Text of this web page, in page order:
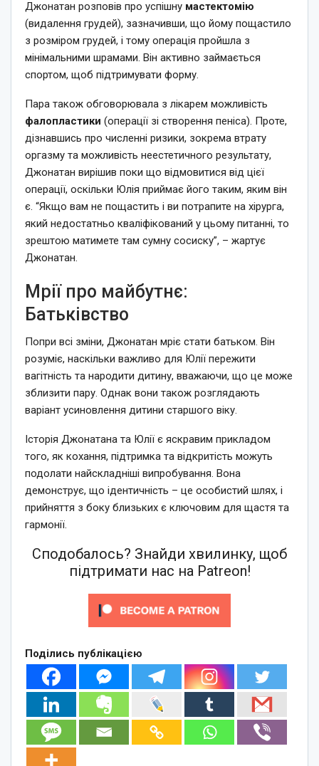
Джонатан розповів про успішну мастектомію
(видалення грудей), зазначивши, що йому пощастило
з розміром грудей, і тому операція пройшла з
мінімальними шрамами. Він активно займається
спортом, щоб підтримувати форму.
Пара також обговорювала з лікарем можливість
фалопластики (операції зі створення пеніса). Проте,
дізнавшись про численні ризики, зокрема втрату
оргазму та можливість неестетичного результату,
Джонатан вирішив поки що відмовитися від цієї
операції, оскільки Юлія приймає його таким, яким він
є. “Якщо вам не пощастить і ви потрапите на хірурга,
який недостатньо кваліфікований у цьому питанні, то
зрештою матимете там сумну сосиску”, – жартує
Джонатан.
Мрії про майбутнє:
Батьківство
Попри всі зміни, Джонатан мріє стати батьком. Він
розуміє, наскільки важливо для Юлії пережити
вагітність та народити дитину, вважаючи, що це може
зблизити пару. Однак вони також розглядають
варіант усиновлення дитини старшого віку.
Історія Джонатана та Юлії є яскравим прикладом
того, як кохання, підтримка та відкритість можуть
подолати найскладніші випробування. Вона
демонструє, що ідентичність – це особистий шлях, і
прийняття з боку близьких є ключовим для щастя та
гармонії.
Сподобалось? Знайди хвилинку, щоб
підтримати нас на Patreon!
Поділись публікацією